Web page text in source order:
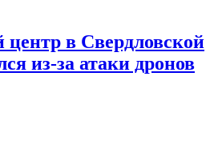
центр в Свердловской
из-за атаки дронов